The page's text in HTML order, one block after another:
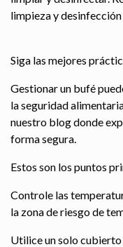
limpieza y
Siga las mejores
Gestionar un bufé
la seguridad
nuestro blog donde
forma segura.
Estos son los puntos
Controle las
la zona de riesgo de
Utilice un solo